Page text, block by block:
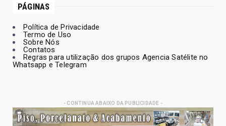
PÁGINAS
Política de Privacidade
Termo de Uso
Sobre Nós
Contatos
Regras para utilização dos grupos Agencia Satélite no
Whatsapp e Telegram
- CONTINUA ABAIXO DA PUBLICIDADE -